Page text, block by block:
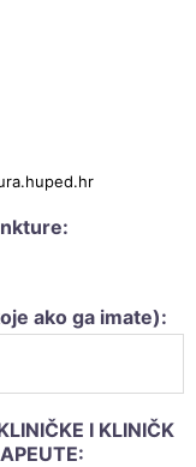
ako ga imate):
I KLINIČK